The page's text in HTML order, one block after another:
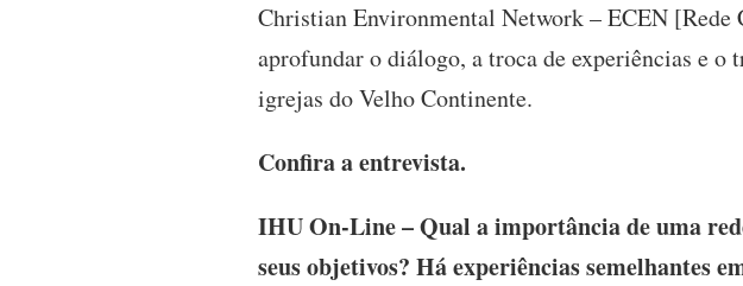
Christian Environmental Network – ECEN
aprofundar o diálogo, a troca de experiências e
igrejas do Velho Continente.
Confira a entrevista.
IHU On-Line – Qual a importância de uma
seus objetivos? Há experiências semelhantes